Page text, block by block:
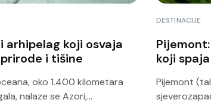
arhipelag koji osvaja
i tišine
oko 1.400 kilometara
nalaze se Azori,...
DESTINACIJE
koji
Pijemont